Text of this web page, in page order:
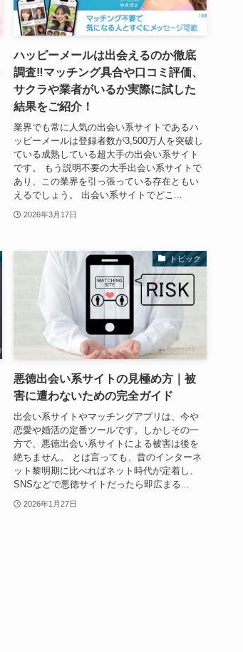
ハッピーメールは出会えるのか徹底
調査‼マッチング具合や口コミ評価、
サクラや業者がいるか実際に試した
結果をご紹介！
業界でも常に人気の出会い系サイトであるハ
ッピーメールは登録者数が3,500万人を突破し
ている成熟している超大手の出会い系サイト
です。 もう説明不要の大手出会い系サイトで
あり、この業界を引っ張っている存在ともい
えるでしょう。 出会い系サイトでどこ...
2026年3月17日
トピック
悪徳出会い系サイトの見極め方｜被
害に遭わないための完全ガイド
出会い系サイトやマッチングアプリは、今や
恋愛や婚活の定番ツールです。しかしその一
方で、悪徳出会い系サイトによる被害は後を
絶ちません。 とは言っても、昔のインターネ
ット黎明期に比べればネット時代が定着し、
SNSなどで悪徳サイトだったら即広まる...
2026年1月27日